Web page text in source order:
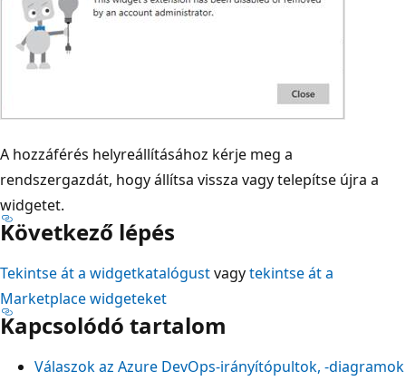
A hozzáférés helyreállításához kérje meg a
rendszergazdát, hogy állítsa vissza vagy telepítse újra a
widgetet.
Következő lépés
Tekintse át a widgetkatalógustvagytekintse át a
Marketplace widgeteket
Kapcsolódó tartalom
Válaszok az Azure DevOps-irányítópultok, -diagramok